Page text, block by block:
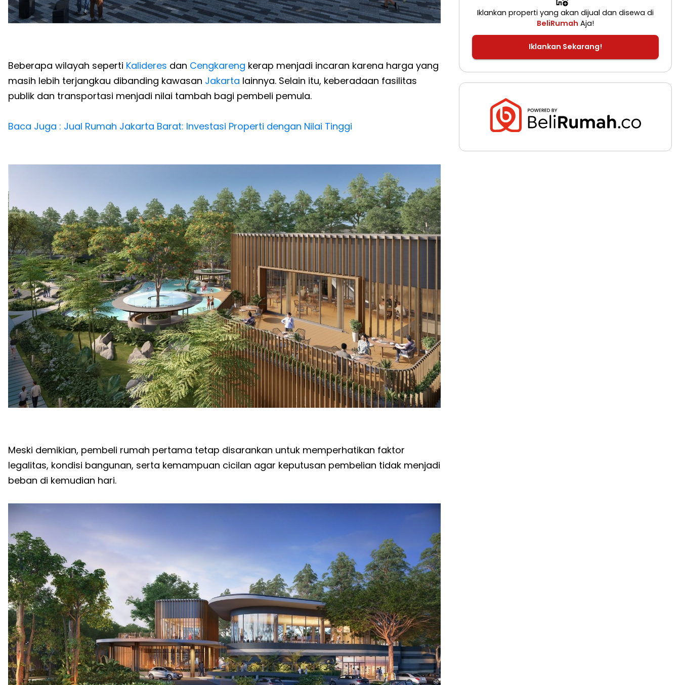
Beberapa wilayah seperti Kalideres dan Cengkareng kerap menjadi incaran karena harga yang
masih lebih terjangkau dibanding kawasan Jakarta lainnya. Selain itu, keberadaan fasilitas
publik dan transportasi menjadi nilai tambah bagi pembeli pemula.
Baca Juga : Jual Rumah Jakarta Barat: Investasi Properti dengan Nilai Tinggi
Meski demikian, pembeli rumah pertama tetap disarankan untuk memperhatikan faktor
legalitas, kondisi bangunan, serta kemampuan cicilan agar keputusan pembelian tidak menjadi
beban di kemudian hari.
Iklankan properti yang akan dijual dan disewa di
BeliRumah Aja!
Iklankan Sekarang!